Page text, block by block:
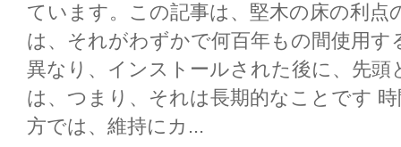
ています。この記事は、堅木の床の利
は、それがわずかで何百年もの間使用
異なり、インストールされた後に、先頭
は、つまり、それは長期的なことです
方では、維持にカ...